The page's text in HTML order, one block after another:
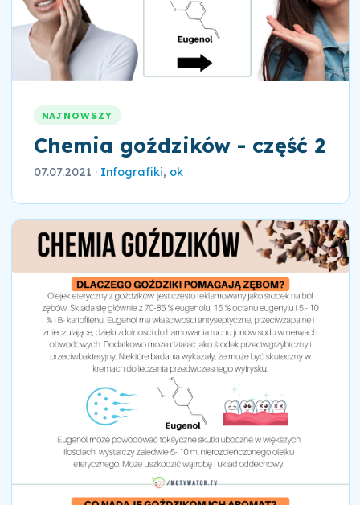
NAJNOWSZY
Chemia goździków - część 2
07.07.2021 · Infografiki, ok